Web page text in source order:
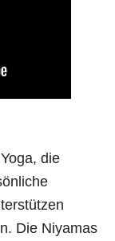
die
Die Niyamas